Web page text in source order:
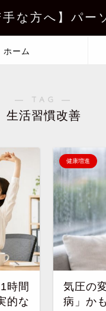
手な方へ】パ
ホーム
― TAG ―
生活習慣改善
時間
的な
健康増進
気圧の
病」か